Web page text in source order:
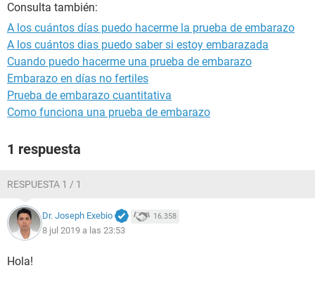
Consulta también:
A los cuántos días puedo hacerme la prueba de embarazo
A los cuántos dias puedo saber si estoy embarazada
Cuando puedo hacerme una prueba de embarazo
Embarazo en días no fertiles
Prueba de embarazo cuantitativa
Como funciona una prueba de embarazo
1 respuesta
RESPUESTA 1 / 1
Dr. Joseph Exebio 16.358
8 jul 2019 a las 23:53
Hola!